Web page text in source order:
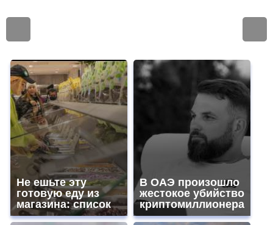
Не ешьте эту
готовую еду из
магазина: список
В ОАЭ произошло
жестокое убийство
криптомиллионера